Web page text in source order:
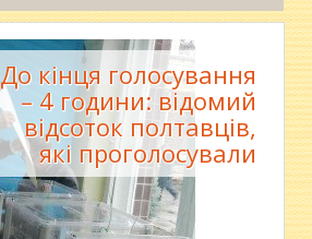
До кінця голосування
– 4 години: відомий
відсоток полтавців,
які проголосували